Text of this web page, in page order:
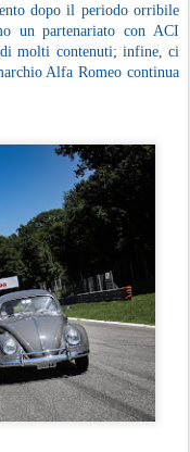
dopo il periodo orribile
un partenariato con ACI
molti contenuti; infine, ci
Alfa Romeo continua